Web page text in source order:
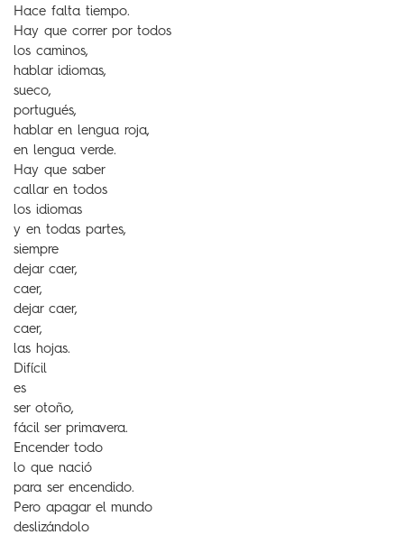
Hace falta tiempo.
Hay que correr por todos
los caminos,
hablar idiomas,
sueco,
portugués,
hablar en lengua roja,
en lengua verde.
Hay que saber
callar en todos
los idiomas
y en todas partes,
siempre
dejar caer,
caer,
dejar caer,
caer,
las hojas.
Difícil
es
ser otoño,
fácil ser primavera.
Encender todo
lo que nació
para ser encendido.
Pero apagar el mundo
deslizándolo